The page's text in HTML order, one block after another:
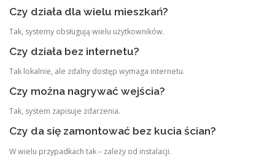
Czy działa dla wielu mieszkań?
Tak, systemy obsługują wielu użytkowników.
Czy działa bez internetu?
Tak lokalnie, ale zdalny dostęp wymaga internetu.
Czy można nagrywać wejścia?
Tak, system zapisuje zdarzenia.
Czy da się zamontować bez kucia ścian?
W wielu przypadkach tak – zależy od instalacji.